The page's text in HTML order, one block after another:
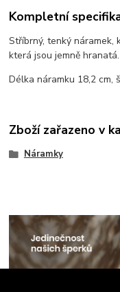
Kompletní
Stříbrný, tenký náramek,
která jsou jemně
Délka náramku 18,2 cm,
Zboží zařazeno v
Náramky